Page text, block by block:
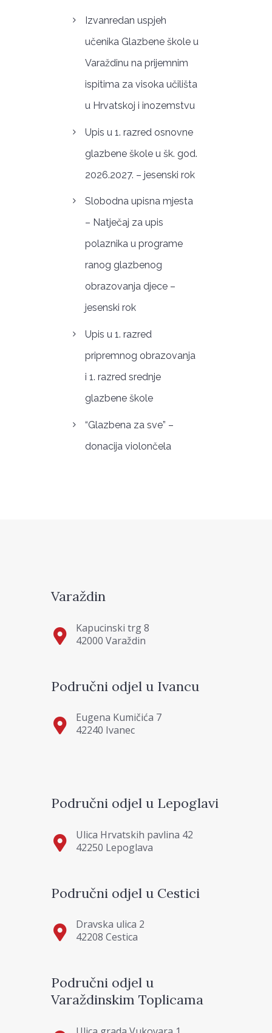
Izvanredan uspjeh
učenika Glazbene škole u
Varaždinu na prijemnim
ispitima za visoka učilišta
u Hrvatskoj i inozemstvu
Upis u 1. razred osnovne
glazbene škole u šk. god.
2026.2027. – jesenski rok
Slobodna upisna mjesta
– Natječaj za upis
polaznika u programe
ranog glazbenog
obrazovanja djece –
jesenski rok
Upis u 1. razred
pripremnog obrazovanja
i 1. razred srednje
glazbene škole
“Glazbena za sve” –
donacija violončela
Varaždin
Kapucinski trg 8
42000 Varaždin
Područni odjel u Ivancu
Eugena Kumičića 7
42240 Ivanec
Područni odjel u Lepoglavi
Ulica Hrvatskih pavlina 42
42250 Lepoglava
Područni odjel u Cestici
Dravska ulica 2
42208 Cestica
Područni odjel u
Varaždinskim Toplicama